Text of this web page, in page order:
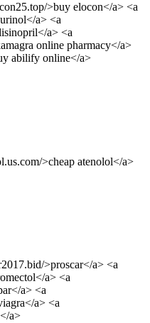
>buy elocon</a> <a
a> <a
a> <a
online pharmacy</a>
abilify online</a>
>cheap atenolol</a>
>proscar</a> <a
a> <a
a> <a
a> <a
a>